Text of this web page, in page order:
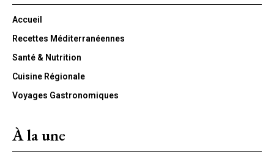
Accueil
Recettes Méditerranéennes
Santé & Nutrition
Cuisine Régionale
Voyages Gastronomiques
À la une